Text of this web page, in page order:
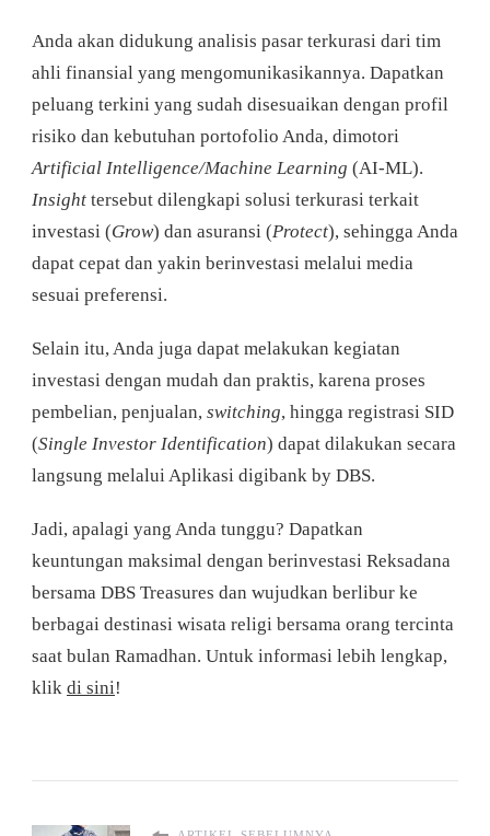
Anda akan didukung analisis pasar terkurasi dari tim
ahli finansial yang mengomunikasikannya. Dapatkan
peluang terkini yang sudah disesuaikan dengan profil
risiko dan kebutuhan portofolio Anda, dimotori
Artificial Intelligence/Machine Learning (AI-ML).
Insight tersebut dilengkapi solusi terkurasi terkait
investasi (Grow) dan asuransi (Protect), sehingga Anda
dapat cepat dan yakin berinvestasi melalui media
sesuai preferensi.
Selain itu, Anda juga dapat melakukan kegiatan
investasi dengan mudah dan praktis, karena proses
pembelian, penjualan, switching, hingga registrasi SID
(Single Investor Identification) dapat dilakukan secara
langsung melalui Aplikasi digibank by DBS.
Jadi, apalagi yang Anda tunggu? Dapatkan
keuntungan maksimal dengan berinvestasi Reksadana
bersama DBS Treasures dan wujudkan berlibur ke
berbagai destinasi wisata religi bersama orang tercinta
saat bulan Ramadhan. Untuk informasi lebih lengkap,
klik di sini!